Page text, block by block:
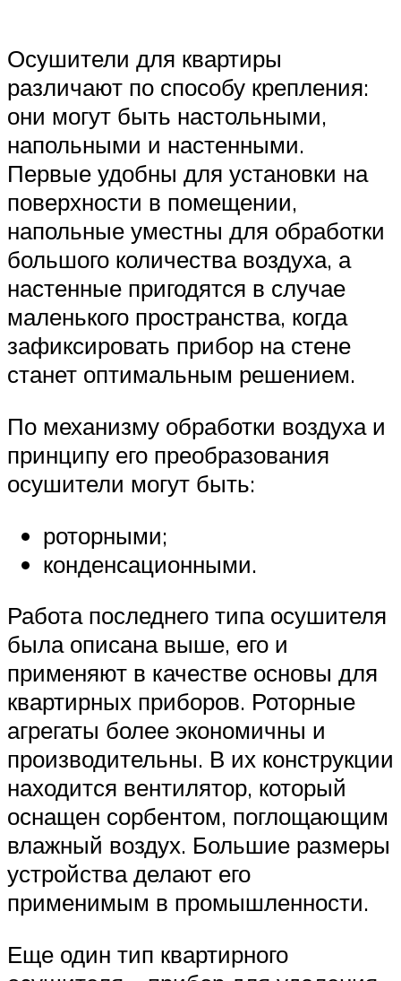
Осушители для квартиры
различают по способу крепления:
они могут быть настольными,
напольными и настенными.
Первые удобны для установки на
поверхности в помещении,
напольные уместны для обработки
большого количества воздуха, а
настенные пригодятся в случае
маленького пространства, когда
зафиксировать прибор на стене
станет оптимальным решением.
По механизму обработки воздуха и
принципу его преобразования
осушители могут быть:
роторными;
конденсационными.
Работа последнего типа осушителя
была описана выше, его и
применяют в качестве основы для
квартирных приборов. Роторные
агрегаты более экономичны и
производительны. В их конструкции
находится вентилятор, который
оснащен сорбентом, поглощающим
влажный воздух. Большие размеры
устройства делают его
применимым в промышленности.
Еще один тип квартирного